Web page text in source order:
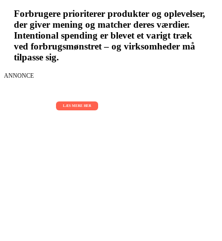
Forbrugere prioriterer produkter og oplevelser,
der giver mening og matcher deres værdier.
Intentional spending er blevet et varigt træk
ved forbrugsmønstret – og virksomheder må
tilpasse sig.
ANNONCE
LÆS MERE HER